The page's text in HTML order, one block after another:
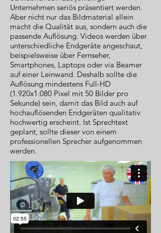
Unternehmen seriös präsentiert werden.
Aber nicht nur das Bildmaterial allein
macht die Qualität aus, sondern auch die
passende Auflösung. Videos werden über
unterschiedliche Endgeräte angeschaut,
beispielsweise über Fernseher,
Smartphones, Laptops oder via Beamer
auf einer Leinwand. Deshalb sollte die
Auflösung mindestens Full-HD
(1.920x1.080 Pixel mit 50 Bilder pro
Sekunde) sein, damit das Bild auch auf
hochauflösenden Endgeräten qualitativ
hochwertig erscheint. Ist Sprechtext
geplant, sollte dieser von einem
professionellen Sprecher aufgenommen
werden.